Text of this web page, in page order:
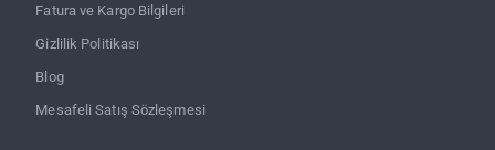
Fatura ve Kargo Bilgileri
Gizlilik Politikası
Blog
Mesafeli Satış Sözleşmesi